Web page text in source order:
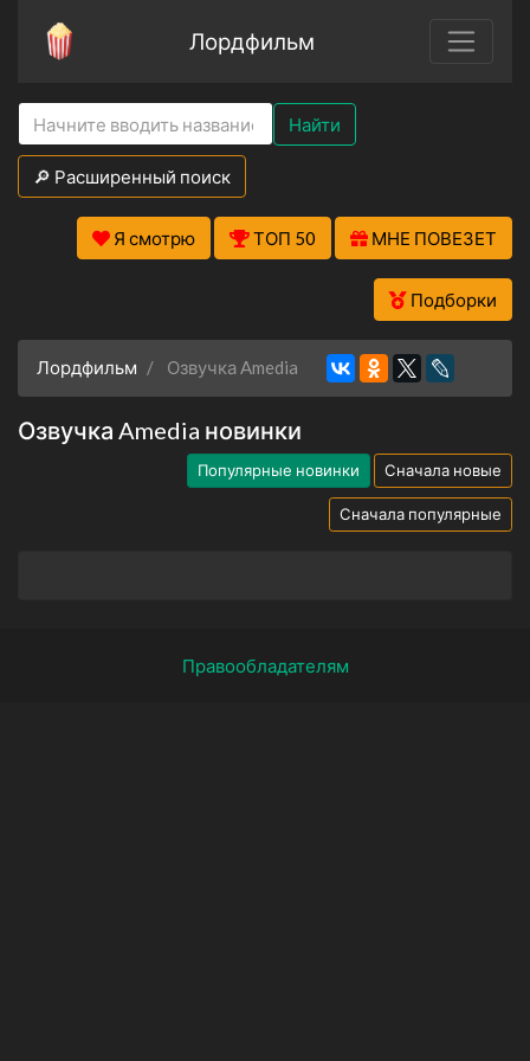
Лордфильм
Найти
🔎 Расширенный поиск
Я смотрю ТОП 50 МНЕ ПОВЕЗЕТ
Подборки
Лордфильм Озвучка Amedia
Озвучка Amedia новинки
Популярные новинки Сначала новые
Сначала популярные
Правообладателям